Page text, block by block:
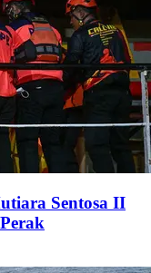
Sentosa II